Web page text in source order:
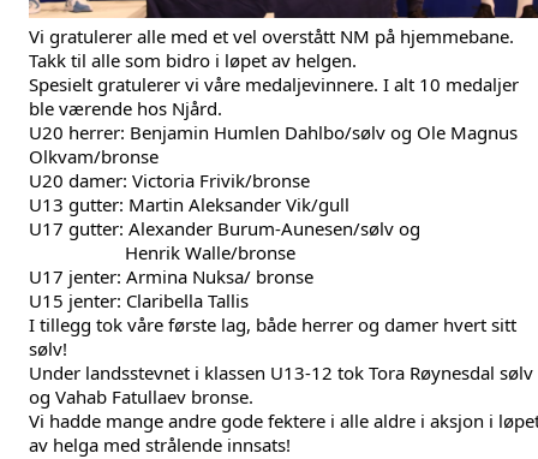
Vi gratulerer alle med et vel overstått NM på hjemmebane.
Takk til alle som bidro i løpet av helgen.
Spesielt gratulerer vi våre medaljevinnere. I alt 10 medaljer
ble værende hos Njård.
U20 herrer: Benjamin Humlen Dahlbo/sølv og Ole Magnus
Olkvam/bronse
U20 damer: Victoria Frivik/bronse
U13 gutter: Martin Aleksander Vik/gull
U17 gutter: Alexander Burum-Aunesen/sølv og
Henrik Walle/bronse
U17 jenter: Armina Nuksa/ bronse
U15 jenter: Claribella Tallis
I tillegg tok våre første lag, både herrer og damer hvert sitt
sølv!
Under landsstevnet i klassen U13-12 tok Tora Røynesdal sølv
og Vahab Fatullaev bronse.
Vi hadde mange andre gode fektere i alle aldre i aksjon i
av helga med strålende innsats!